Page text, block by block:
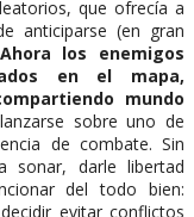
que ofrecía a
anticiparse (en gran
Ahora los enemigos
en el mapa,
mundo
sobre uno de
de combate. Sin
sonar, darle libertad
del todo bien:
evitar conflictos